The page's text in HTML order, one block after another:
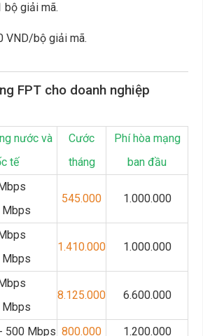
bộ giải mã.
VND/bộ giải mã.
FPT cho doanh nghiệp
nước và
tế
Cước
tháng
Phí hòa mạng
ban đầu
Mbps
545.000 1.000.000
Mbps
1.410.000 1.000.000
Mbps
8.125.000 6.600.000
500 Mbps 800.000 1.200.000